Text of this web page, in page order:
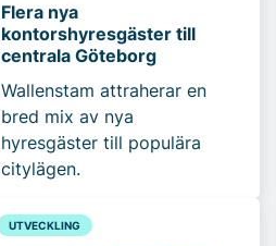
Flera nya
kontorshyresgäster till
centrala Göteborg
Wallenstam attraherar en
bred mix av nya
hyresgäster till populära
citylägen.
UTVECKLING